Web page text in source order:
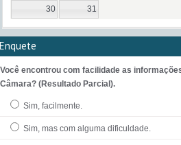
30 31
Enquete
Você encontrou com facilidade as
Câmara? (Resultado Parcial).
Sim, facilmente.
Sim, mas com alguma dificuldade.